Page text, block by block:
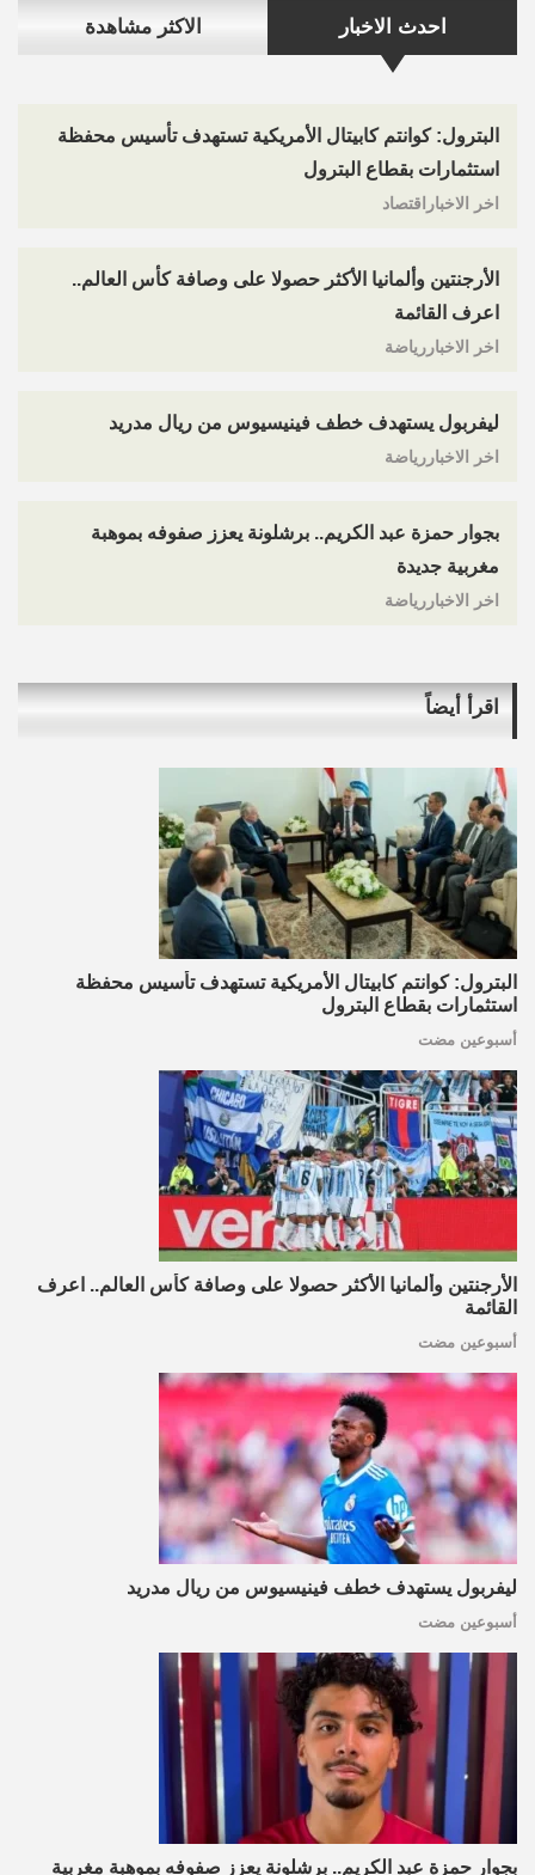
احدث الاخبار الاكثر مشاهدة
البترول: كوانتم كابيتال الأمريكية تستهدف تأسيس محفظة
استثمارات بقطاع البترول
اخر الاخباراقتصاد
الأرجنتين وألمانيا الأكثر حصولا على وصافة كأس العالم..
اعرف القائمة
اخر الاخباررياضة
ليفربول يستهدف خطف فينيسيوس من ريال مدريد
اخر الاخباررياضة
بجوار حمزة عبد الكريم.. برشلونة يعزز صفوفه بموهبة
مغربية جديدة
اخر الاخباررياضة
اقرأ أيضاً
البترول: كوانتم كابيتال الأمريكية تستهدف تأسيس محفظة
استثمارات بقطاع البترول
أسبوعين مضت
الأرجنتين وألمانيا الأكثر حصولا على وصافة كأس العالم.. اعرف
القائمة
أسبوعين مضت
ليفربول يستهدف خطف فينيسيوس من ريال مدريد
أسبوعين مضت
بجوار حمزة عبد الكريم.. برشلونة يعزز صفوفه بموهبة مغربية